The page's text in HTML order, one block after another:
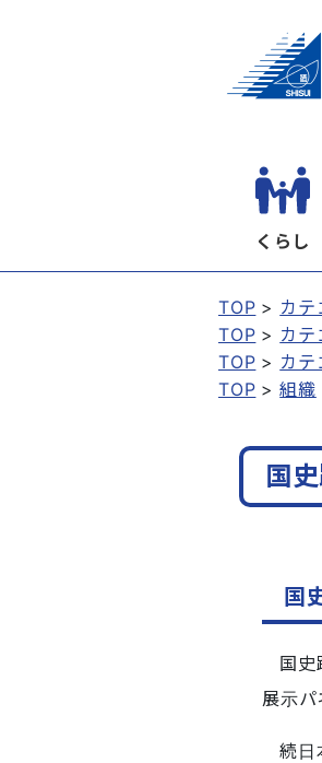
くらし
TOP カテ
TOP
カテ
TOP
カテ
TOP
組織
国
国
国史
展示パ
続日